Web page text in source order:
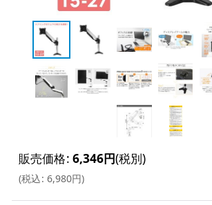
販売価格: 6,346円(税別)
(税込: 6,980円)